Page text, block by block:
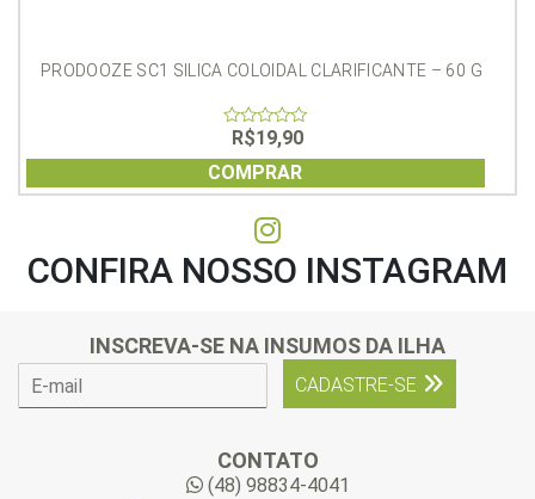
PRODOOZE SC1 SILICA COLOIDAL CLARIFICANTE – 60 G
of
5
R$19,90
COMPRAR
CONFIRA NOSSO INSTAGRAM
INSCREVA-SE NA INSUMOS DA ILHA
CADASTRE-SE
CONTATO
(48) 98834-4041